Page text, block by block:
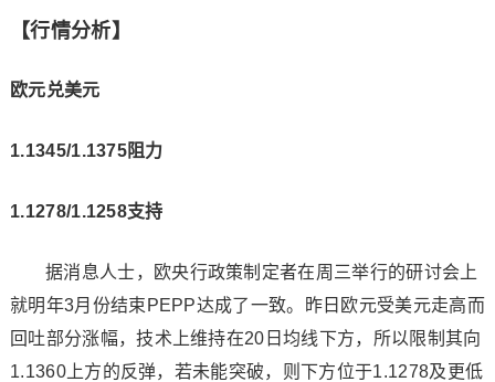
【行情分析】
欧元兑美元
1.1345/1.1375阻力
1.1278/1.1258支持
据消息人士，欧央行政策制定者在周三举行的研讨会上
就明年3月份结束PEPP达成了一致。昨日欧元受美元走高而
回吐部分涨幅，技术上维持在20日均线下方，所以限制其向
1.1360上方的反弹，若未能突破，则下方位于1.1278及更低